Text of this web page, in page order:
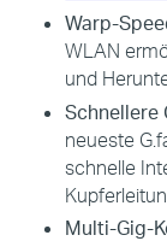
Warp-
WLAN
und
Schnellere
neueste
schnelle
Multi-Gig-